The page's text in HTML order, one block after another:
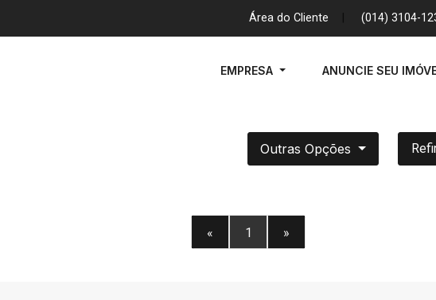
Área do Cliente (014) 3104-
EMPRESA ANUNCIE SEU
Outras Opções
« 1 »